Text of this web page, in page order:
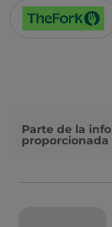
Parte de la
proporcionada